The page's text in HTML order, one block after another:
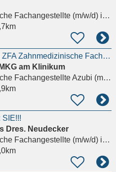
Fachangestellte (m/w/d)in Offenbach am Main
Ausbildung als ZFA Zahnmedizinische Fachangestellte (m/w/d) 2026
am Klinikum
Zahnmedizinische Fachangestellte Azubi (m/w/d)
SIE!!!
Dres. Neudecker
Fachangestellte (m/w/d)in Hanau